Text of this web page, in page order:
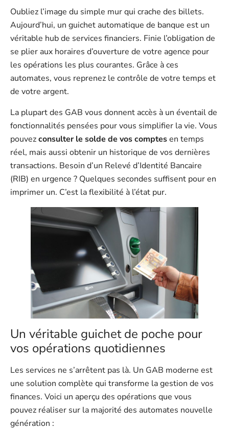
Oubliez l’image du simple mur qui crache des billets.
Aujourd’hui, un guichet automatique de banque est un
véritable hub de services financiers. Finie l’obligation de
se plier aux horaires d’ouverture de votre agence pour
les opérations les plus courantes. Grâce à ces
automates, vous reprenez le contrôle de votre temps et
de votre argent.
La plupart des GAB vous donnent accès à un éventail de
fonctionnalités pensées pour vous simplifier la vie. Vous
pouvezconsulter le solde de vos comptesen temps
réel, mais aussi obtenir un historique de vos dernières
transactions. Besoin d’un Relevé d’Identité Bancaire
(RIB) en urgence ? Quelques secondes suffisent pour en
imprimer un. C’est la flexibilité à l’état pur.
Un véritable guichet de poche pour
vos opérations quotidiennes
Les services ne s’arrêtent pas là. Un GAB moderne est
une solution complète qui transforme la gestion de vos
finances. Voici un aperçu des opérations que vous
pouvez réaliser sur la majorité des automates nouvelle
génération :